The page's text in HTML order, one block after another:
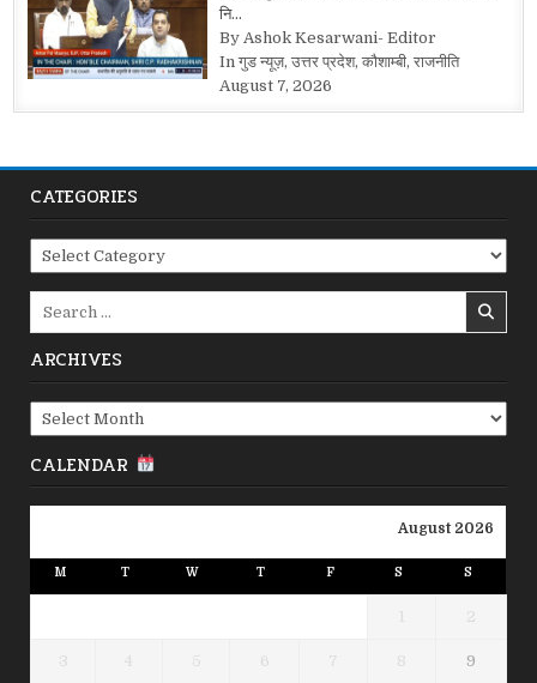
नि…
By Ashok Kesarwani- Editor
In गुड न्यूज़, उत्तर प्रदेश, कौशाम्बी, राजनीति
August 7, 2026
CATEGORIES
Categories
ARCHIVES
Archives
CALENDAR
August 2026
M T W T F S S
1 2
3 4 5 6 7 8 9